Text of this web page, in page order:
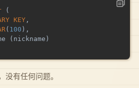
(
KEY ,
( 100 ) ,
( nickname )
有任何问题。